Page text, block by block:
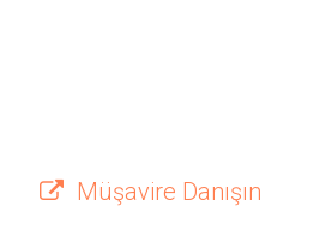
Müşavire Danışın